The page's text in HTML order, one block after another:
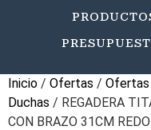
Inicio / Ofertas / Ofertas
Duchas / REGADERA
CON BRAZO 31CM